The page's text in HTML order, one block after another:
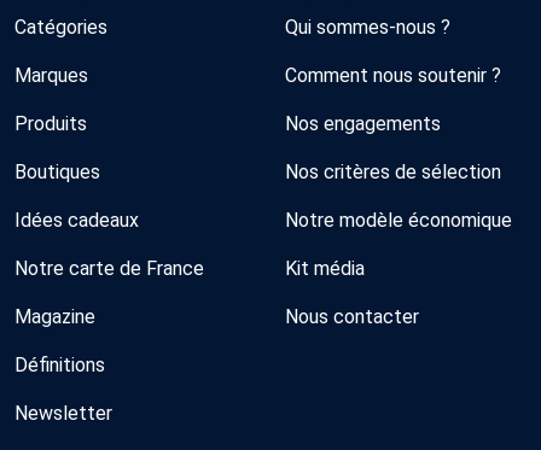
Catégories
Marques
Produits
Boutiques
Idées cadeaux
Notre carte de France
Magazine
Définitions
Newsletter
Qui sommes-nous ?
Comment nous soutenir ?
Nos engagements
Nos critères de sélection
Notre modèle économique
Kit média
Nous contacter